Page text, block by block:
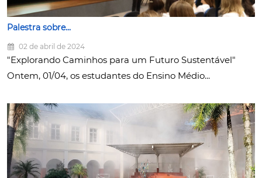
Palestra sobre...
02 de abril de 2024
"Explorando Caminhos para um Futuro Sustentável"
Ontem, 01/04, os estudantes do Ensino Médio...